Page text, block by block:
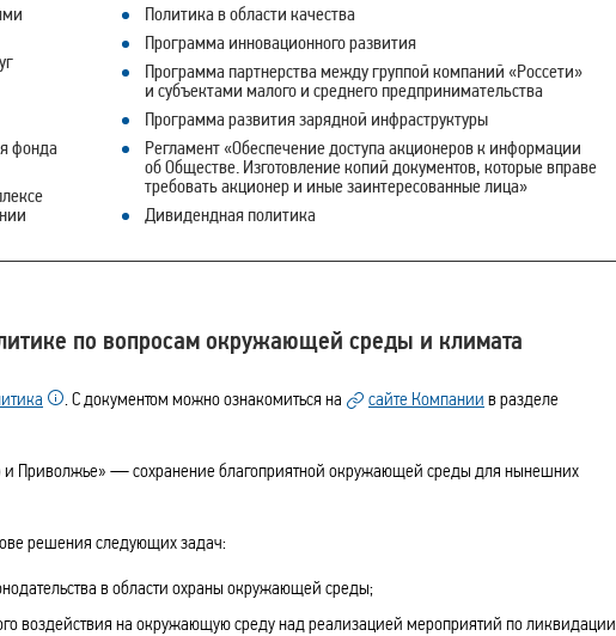
фонда
Политика в области качества
Программа инновационного развития
Программа партнерства между группой компаний «Россети»
и субъектами малого и среднего предпринимательства
Программа развития зарядной инфраструктуры
Регламент «Обеспечение доступа акционеров к информации
об Обществе. Изготовление копий документов, которые вправе
требовать акционер и иные заинтересованные лица»
Дивидендная политика
по вопросам окружающей среды и климата
. С документом можно ознакомиться на сайте Компании в разделе
и Приволжье» — сохранение благоприятной окружающей среды для нынешних
решения следующих задач:
в области охраны окружающей среды;
воздействия на окружающую среду над реализацией мероприятий по ликвидации